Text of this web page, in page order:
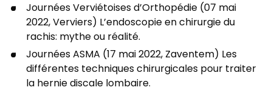
Journées Verviétoises d’Orthopédie (07 mai
2022, Verviers) L’endoscopie en chirurgie du
rachis: mythe ou réalité.
Journées ASMA (17 mai 2022, Zaventem) Les
différentes techniques chirurgicales pour traiter
la hernie discale lombaire.